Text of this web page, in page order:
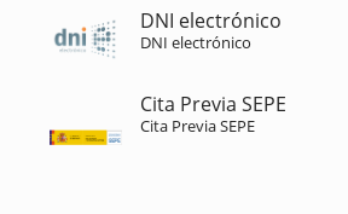
DNI electrónico
DNI electrónico
Cita Previa SEPE
Cita Previa SEPE